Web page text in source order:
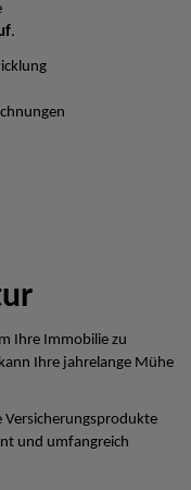
.
Ihre Immobilie zu
Ihre jahrelange Mühe
und umfangreich